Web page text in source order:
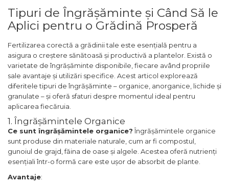
Tipuri de Îngrășăminte și Când Să le
Aplici pentru o Grădină Prosperă
Fertilizarea corectă a grădinii tale este esențială pentru a
asigura o creștere sănătoasă și productivă a plantelor. Există o
varietate de îngrășăminte disponibile, fiecare având propriile
sale avantaje și utilizări specifice. Acest articol explorează
diferitele tipuri de îngrășăminte – organice, anorganice, lichide și
granulate – și oferă sfaturi despre momentul ideal pentru
aplicarea fiecăruia.
1. Îngrășămintele Organice
Ce sunt îngrășămintele organice?Îngrășămintele organice
sunt produse din materiale naturale, cum ar fi compostul,
gunoiul de grajd, făina de oase și algele. Acestea oferă nutrienți
esențiali într-o formă care este ușor de absorbit de plante.
Avantaje: